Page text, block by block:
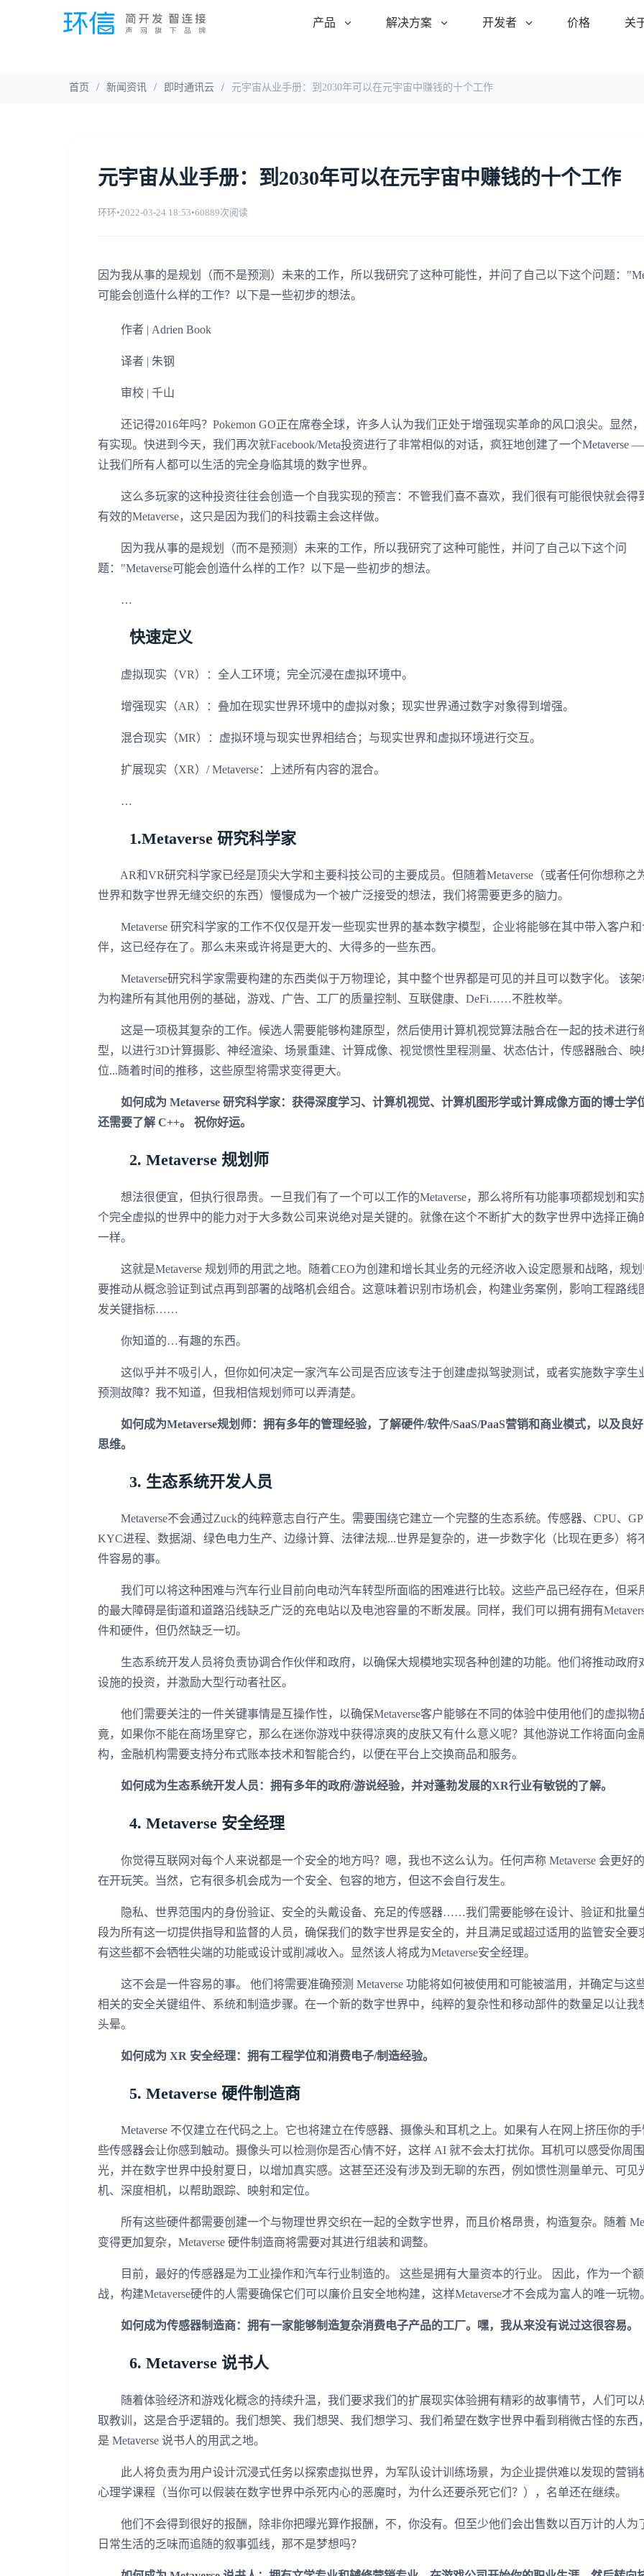
产品 解决方案 开发者 价格 关
首页 / 新闻资讯 / 即时通讯云 / 元宇宙从业手册：到2030年可以在元宇宙中赚钱的十个工作
元宇宙从业手册：到2030年可以在元宇宙中赚钱的十个工作
环环•2022-03-24 18:53•60889次阅读
因为我从事的是规划（而不是预测）未来的工作，所以我研究了这种可能性，并问了自己以下这个问题：
可能会创造什么样的工作？以下是一些初步的想法。
作者 | Adrien Book
译者 | 朱钢
审校 | 千山
还记得2016年吗？Pokemon GO正在席卷全球，许多人认为我们正处于增强现实革命的风口浪尖。显然
有实现。快进到今天，我们再次就Facebook/Meta投资进行了非常相似的对话，疯狂地创建了一个Metaverse
让我们所有人都可以生活的完全身临其境的数字世界。
这么多玩家的这种投资往往会创造一个自我实现的预言：不管我们喜不喜欢，我们很有可能很快就会得
有效的Metaverse，这只是因为我们的科技霸主会这样做。
因为我从事的是规划（而不是预测）未来的工作，所以我研究了这种可能性，并问了自己以下这个问
题："Metaverse可能会创造什么样的工作？以下是一些初步的想法。
…
快速定义
虚拟现实（VR）：全人工环境；完全沉浸在虚拟环境中。
增强现实（AR）：叠加在现实世界环境中的虚拟对象；现实世界通过数字对象得到增强。
混合现实（MR）：虚拟环境与现实世界相结合；与现实世界和虚拟环境进行交互。
扩展现实（XR）/ Metaverse：上述所有内容的混合。
…
1.Metaverse 研究科学家
AR和VR研究科学家已经是顶尖大学和主要科技公司的主要成员。但随着Metaverse（或者任何你想称之
世界和数字世界无缝交织的东西）慢慢成为一个被广泛接受的想法，我们将需要更多的脑力。
Metaverse 研究科学家的工作不仅仅是开发一些现实世界的基本数字模型，企业将能够在其中带入客户和
伴，这已经存在了。那么未来或许将是更大的、大得多的一些东西。
Metaverse研究科学家需要构建的东西类似于万物理论，其中整个世界都是可见的并且可以数字化。 该架
为构建所有其他用例的基础，游戏、广告、工厂的质量控制、互联健康、DeFi……不胜枚举。
这是一项极其复杂的工作。候选人需要能够构建原型，然后使用计算机视觉算法融合在一起的技术进行
型，以进行3D计算摄影、神经渲染、场景重建、计算成像、视觉惯性里程测量、状态估计，传感器融合、映
位...随着时间的推移，这些原型将需求变得更大。
如何成为 Metaverse 研究科学家：获得深度学习、计算机视觉、计算机图形学或计算成像方面的博士学
还需要了解 C++。 祝你好运。
2. Metaverse 规划师
想法很便宜，但执行很昂贵。一旦我们有了一个可以工作的Metaverse，那么将所有功能事项都规划和实
个完全虚拟的世界中的能力对于大多数公司来说绝对是关键的。就像在这个不断扩大的数字世界中选择正确
一样。
这就是Metaverse 规划师的用武之地。随着CEO为创建和增长其业务的元经济收入设定愿景和战略，规划
要推动从概念验证到试点再到部署的战略机会组合。这意味着识别市场机会，构建业务案例，影响工程路线
发关键指标……
你知道的…有趣的东西。
这似乎并不吸引人，但你如何决定一家汽车公司是否应该专注于创建虚拟驾驶测试，或者实施数字孪生
预测故障？我不知道，但我相信规划师可以弄清楚。
如何成为Metaverse规划师：拥有多年的管理经验，了解硬件/软件/SaaS/PaaS营销和商业模式，以及良
思维。
3. 生态系统开发人员
Metaverse不会通过Zuck的纯粹意志自行产生。需要围绕它建立一个完整的生态系统。传感器、CPU、
KYC进程、数据湖、绿色电力生产、边缘计算、法律法规...世界是复杂的，进一步数字化（比现在更多）将
件容易的事。
我们可以将这种困难与汽车行业目前向电动汽车转型所面临的困难进行比较。这些产品已经存在，但采
的最大障碍是街道和道路沿线缺乏广泛的充电站以及电池容量的不断发展。同样，我们可以拥有拥有
件和硬件，但仍然缺乏一切。
生态系统开发人员将负责协调合作伙伴和政府，以确保大规模地实现各种创建的功能。他们将推动政府
设施的投资，并激励大型行动者社区。
他们需要关注的一件关键事情是互操作性，以确保Metaverse客户能够在不同的体验中使用他们的虚拟物
竟，如果你不能在商场里穿它，那么在迷你游戏中获得凉爽的皮肤又有什么意义呢？其他游说工作将面向金
构，金融机构需要支持分布式账本技术和智能合约，以便在平台上交换商品和服务。
如何成为生态系统开发人员：拥有多年的政府/游说经验，并对蓬勃发展的XR行业有敏锐的了解。
4. Metaverse 安全经理
你觉得互联网对每个人来说都是一个安全的地方吗？嗯，我也不这么认为。任何声称 Metaverse 会更好
在开玩笑。当然，它有很多机会成为一个安全、包容的地方，但这不会自行发生。
隐私、世界范围内的身份验证、安全的头戴设备、充足的传感器……我们需要能够在设计、验证和批量
段为所有这一切提供指导和监督的人员，确保我们的数字世界是安全的，并且满足或超过适用的监管安全要
有这些都不会牺牲尖端的功能或设计或削减收入。显然该人将成为Metaverse安全经理。
这不会是一件容易的事。 他们将需要准确预测 Metaverse 功能将如何被使用和可能被滥用，并确定与这
相关的安全关键组件、系统和制造步骤。在一个新的数字世界中，纯粹的复杂性和移动部件的数量足以让我
头晕。
如何成为 XR 安全经理：拥有工程学位和消费电子/制造经验。
5. Metaverse 硬件制造商
Metaverse 不仅建立在代码之上。它也将建立在传感器、摄像头和耳机之上。如果有人在网上挤压你的手
些传感器会让你感到触动。摄像头可以检测你是否心情不好，这样 AI 就不会太打扰你。耳机可以感受你周
光，并在数字世界中投射夏日，以增加真实感。这甚至还没有涉及到无聊的东西，例如惯性测量单元、可见
机、深度相机，以帮助跟踪、映射和定位。
所有这些硬件都需要创建一个与物理世界交织在一起的全数字世界，而且价格昂贵，构造复杂。随着
变得更加复杂，Metaverse 硬件制造商将需要对其进行组装和调整。
目前，最好的传感器是为工业操作和汽车行业制造的。 这些是拥有大量资本的行业。 因此，作为一个
战，构建Metaverse硬件的人需要确保它们可以廉价且安全地构建，这样Metaverse才不会成为富人的唯一玩物
如何成为传感器制造商：拥有一家能够制造复杂消费电子产品的工厂。嘿，我从来没有说过这很容易。
6. Metaverse 说书人
随着体验经济和游戏化概念的持续升温，我们要求我们的扩展现实体验拥有精彩的故事情节，人们可以
取教训，这是合乎逻辑的。我们想笑、我们想哭、我们想学习、我们希望在数字世界中看到稍微古怪的东西
是 Metaverse 说书人的用武之地。
此人将负责为用户设计沉浸式任务以探索虚拟世界，为军队设计训练场景，为企业提供难以发现的营销
心理学课程（当你可以假装在数字世界中杀死内心的恶魔时，为什么还要杀死它们？），名单还在继续。
他们不会得到很好的报酬，除非你把曝光算作报酬，不，你没有。但至少他们会出售数以百万计的人为
日常生活的乏味而追随的叙事弧线，那不是梦想吗？
登录即时通讯云